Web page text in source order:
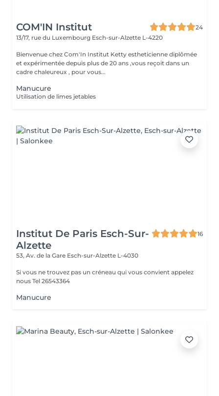
COM'IN Institut
24
13/17, rue du Luxembourg Esch-sur-Alzette L-4220
Bienvenue chez Com'In Institut Ketty estheticienne diplômée
et expérimentée depuis plus de 20 ans ,vous reçoit dans un
cadre chaleureux , pour vous...
Manucure
Utilisation de limes jetables
Institut De Paris Esch-Sur-
Alzette
16
53, Av. de la Gare Esch-sur-Alzette L-4030
Si vous ne trouvez pas un créneau qui vous convient appelez
nous Tel 26543364
Manucure